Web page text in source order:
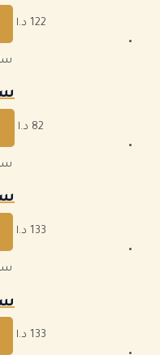
122 د.ا
82 د.ا
133 د.ا
133 د.ا